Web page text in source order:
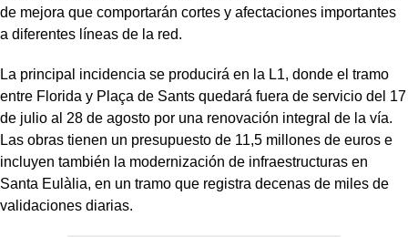
de mejora que comportarán cortes y afectaciones importantes
a diferentes líneas de la red.
La principal incidencia se producirá en la L1, donde el tramo
entre Florida y Plaça de Sants quedará fuera de servicio del 17
de julio al 28 de agosto por una renovación integral de la vía.
Las obras tienen un presupuesto de 11,5 millones de euros e
incluyen también la modernización de infraestructuras en
Santa Eulàlia, en un tramo que registra decenas de miles de
validaciones diarias.